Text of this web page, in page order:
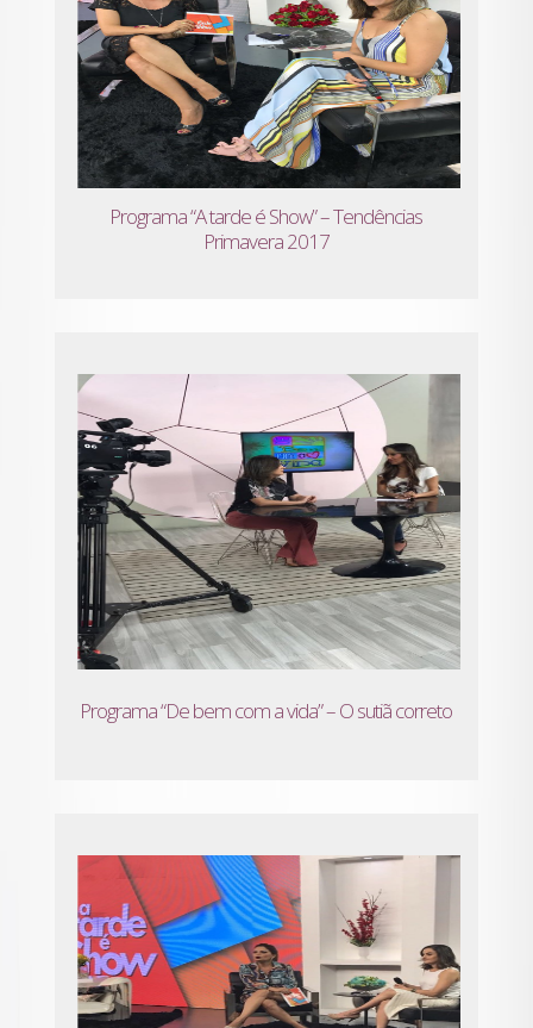
Programa “A tarde é Show” – Tendências
Primavera 2017
Programa “De bem com a vida” – O sutiã correto